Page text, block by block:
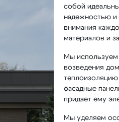
собой
надежностью и
внимания
материалов и
Мы используем
возведения
фасадные
придает ему
Мы уделяем